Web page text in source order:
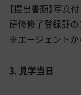
【提出書類】写真
研修修了登録証の
※エージェントか
3. 見学当日